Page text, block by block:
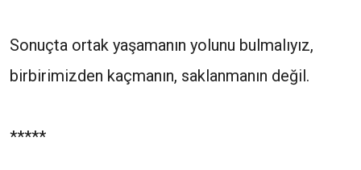
Sonuçta ortak yaşamanın yolunu bulmalıyız,
birbirimizden kaçmanın, saklanmanın değil.
*****